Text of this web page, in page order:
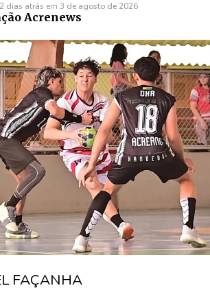
2 dias atrás em 3 de agosto de 2026
Acrenews
FAÇANHA